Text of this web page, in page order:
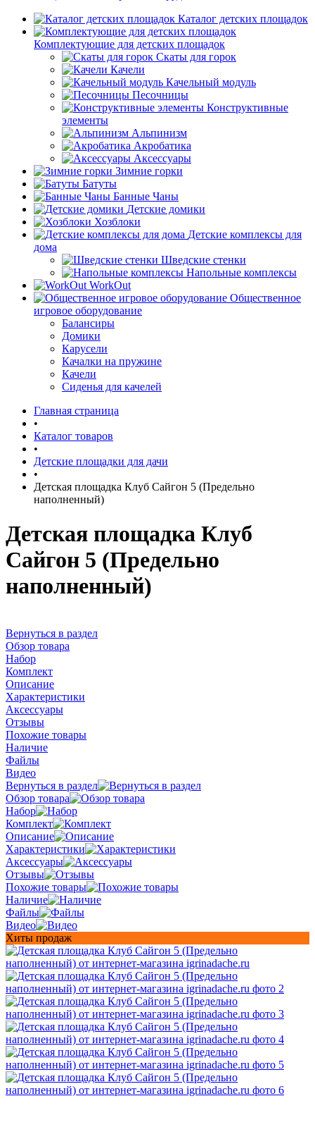
Каталог детских площадок
Комплектующие для детских площадок
Скаты для горок
Качели
Качельный модуль
Песочницы
Конструктивные
элементы
Альпинизм
Акробатика
Аксессуары
Зимние горки
Батуты
Банные Чаны
Детские домики
Хозблоки
Детские комплексы для
дома
Шведские стенки
Напольные комплексы
WorkOut
Общественное
игровое оборудование
Балансиры
Домики
Карусели
Качалки на пружине
Качели
Сиденья для качелей
Главная страница
•
Каталог товаров
•
Детские площадки для дачи
•
Детская площадка Клуб Сайгон 5 (Предельно
наполненный)
Детская площадка Клуб
Сайгон 5 (Предельно
наполненный)
Вернуться в раздел
Обзор товара
Набор
Комплект
Описание
Характеристики
Аксессуары
Отзывы
Похожие товары
Наличие
Файлы
Видео
Вернуться в раздел
Обзор товара
Набор
Комплект
Описание
Характеристики
Аксессуары
Отзывы
Похожие товары
Наличие
Файлы
Видео
Хиты продаж